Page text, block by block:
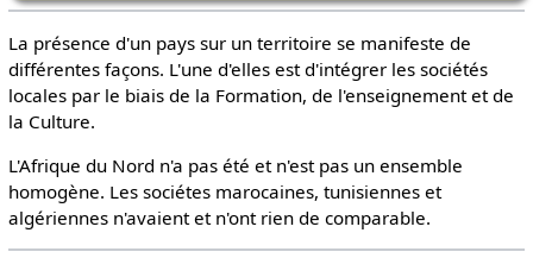
La présence d'un pays sur un territoire se manifeste de
différentes façons. L'une d'elles est d'intégrer les sociétés
locales par le biais de la Formation, de l'enseignement et de
la Culture.
L'Afrique du Nord n'a pas été et n'est pas un ensemble
homogène. Les sociétes marocaines, tunisiennes et
algériennes n'avaient et n'ont rien de comparable.